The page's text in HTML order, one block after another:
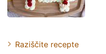
Raziščite recepte